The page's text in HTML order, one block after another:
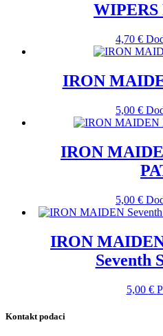
4,70 €
IRON
5,00 €
IRON
5,00 €
IRON MAIDEN
Seventh
5,00 €
Kontakt podaci